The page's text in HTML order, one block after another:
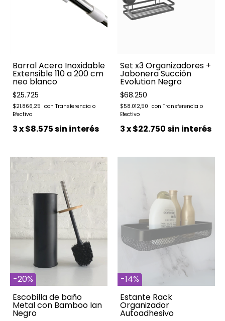
Barral Acero Inoxidable
Extensible 110 a 200 cm
neo blanco
$25.725
$21.866,25
3x$8.575sin interés
Set x3 Organizadores +
Jabonera Succión
Evolution Negro
$68.250
$58.012,50
3x$22.750sin interés
-20%
Escobilla de baño
Metal con Bamboo Ian
Negro
-14%
Estante Rack
Organizador
Autoadhesivo